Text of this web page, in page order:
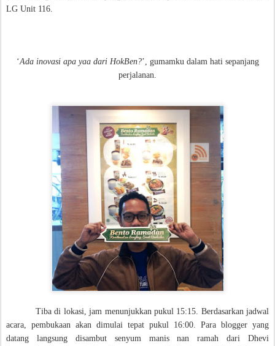
LG Unit 116.
‘Ada inovasi apa yaa dari HokBen?’, gumamku dalam hati sepanjang
perjalanan.
Tiba di lokasi, jam menunjukkan pukul 15:15. Berdasarkan jadwal
acara, pembukaan akan dimulai tepat pukul 16:00. Para blogger yang
datang langsung disambut senyum manis nan ramah dari Dhevi